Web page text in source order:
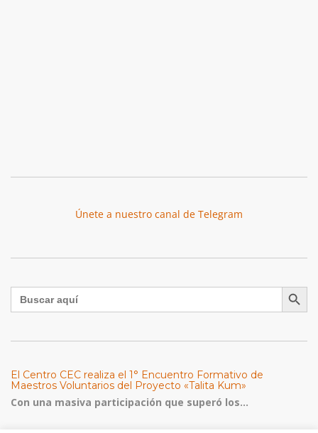
Únete a nuestro canal de Telegram
Buscar: Botón de
El Centro CEC realiza el 1° Encuentro Formativo de
Maestros Voluntarios del Proyecto «Talita Kum»
Con una masiva participación que superó los...